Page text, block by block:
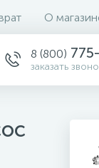
О
8 (800)
заказать